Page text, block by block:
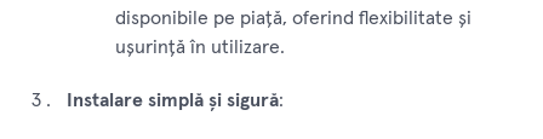
disponibile pe piață, oferind flexibilitate și
ușurință în utilizare.
Instalare simplă și sigură: